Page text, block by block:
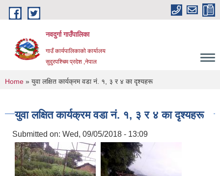
Skip to main content
नवदुर्गा गाउँपालिका
गाउँ कार्यपालिकाको कार्यालय
सुदुरपश्चिम प्रदेश ,नेपाल
You are here
Home » युवा लक्षित कार्यक्रम वडा नं. १, ३ र ४ का दृश्यहरू
युवा लक्षित कार्यक्रम वडा नं. १, ३ र ४ का दृश्यहरू
Submitted on: Wed, 09/05/2018 - 13:09